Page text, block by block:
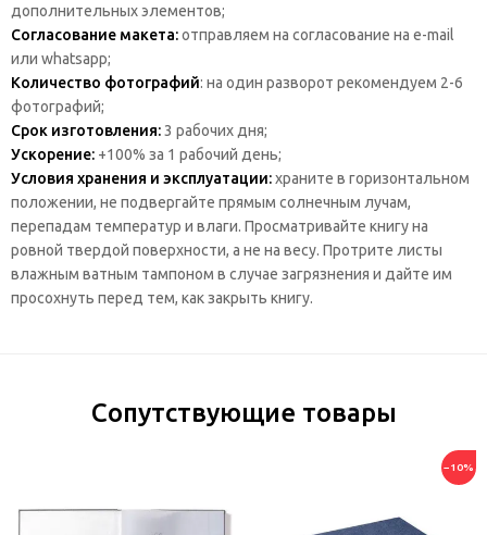
дополнительных элементов;
Согласование макета:отправляем на согласование на e-mail
или whatsapp;
Количество фотографий: на один разворот рекомендуем 2-6
фотографий;
Срок изготовления:3 рабочих дня;
Ускорение: +100% за 1 рабочий день;
Условия хранения и эксплуатации:храните в горизонтальном
положении, не подвергайте прямым солнечным лучам,
перепадам температур и влаги. Просматривайте книгу на
ровной твердой поверхности, а не на весу. Протрите листы
влажным ватным тампоном в случае загрязнения и дайте им
просохнуть перед тем, как закрыть книгу.
Сопутствующие товары
−10%